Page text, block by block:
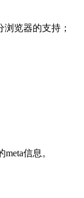
浏览器的支持；
信息。